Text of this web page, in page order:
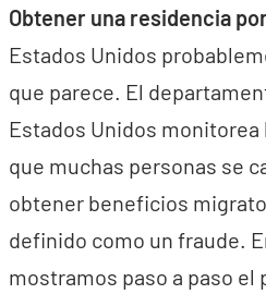
Obtener una residencia
Estados Unidos
que parece. El
Estados Unidos
que muchas personas se
obtener beneficios
definido como un fraude.
mostramos paso a paso el